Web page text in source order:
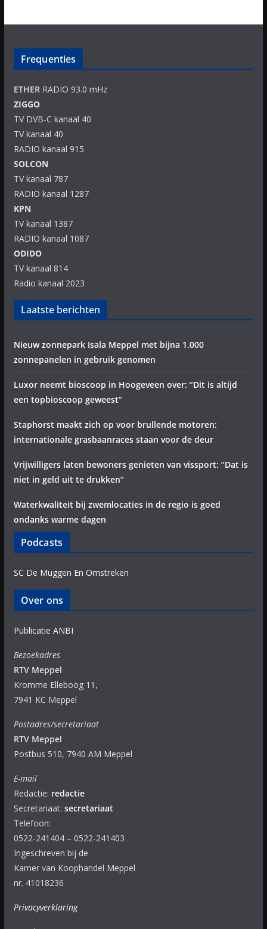
Frequenties
ETHERRADIO 93.0 mHz
ZIGGO
TV DVB-C kanaal 40
TV kanaal 40
RADIO kanaal 915
SOLCON
TV kanaal 787
RADIO kanaal 1287
KPN
TV kanaal 1387
RADIO kanaal 1087
ODIDO
TV kanaal 814
Radio kanaal 2023
Laatste berichten
Nieuw zonnepark Isala Meppel met bijna 1.000
zonnepanelen in gebruik genomen
Luxor neemt bioscoop in Hoogeveen over: “Dit is altijd
een topbioscoop geweest”
Staphorst maakt zich op voor brullende motoren:
internationale grasbaanraces staan voor de deur
Vrijwilligers laten bewoners genieten van vissport: “Dat is
niet in geld uit te drukken”
Waterkwaliteit bij zwemlocaties in de regio is goed
ondanks warme dagen
Podcasts
SC De Muggen En Omstreken
Over ons
Publicatie ANBI
Bezoekadres
RTV Meppel
Kromme Elleboog 11,
7941 KC Meppel
Postadres/secretariaat
RTV Meppel
Postbus 510, 7940 AM Meppel
E-mail
Redactie: redactie
Secretariaat: secretariaat
Telefoon:
0522-241404 – 0522-241403
Ingeschreven bij de
Kamer van Koophandel Meppel
nr. 41018236
Privacyverklaring